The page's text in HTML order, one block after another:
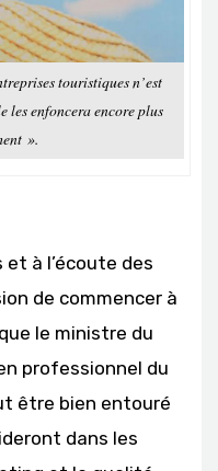
touristiques n’est
les enfoncera encore plus
».
à l’écoute des
de commencer à
le ministre du
professionnel du
être bien entouré
dans les